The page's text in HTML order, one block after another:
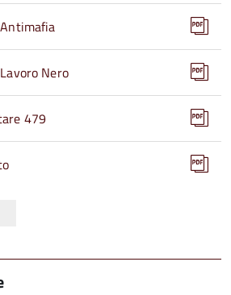
Nero
479